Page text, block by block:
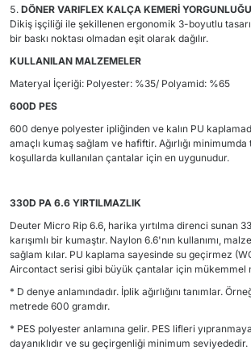
DÖNER VARIFLEX KALÇA KEMERİ
Dikiş işçiliği ile şekillenen ergonomik 3-boyutlu
bir baskı noktası olmadan eşit olarak dağılır.
KULLANILAN MALZEMELER
Materyal İçeriği: Polyester: %35/ Polyamid: %65
600D PES
600 denye polyester ipliğinden ve kalın PU
amaçlı kumaş sağlam ve hafiftir. Ağırlığı
koşullarda kullanılan çantalar için en uygunudur.
330D PA 6.6 YIRTILMAZLIK
Deuter Micro Rip 6.6, harika yırtılma direnci sunan
karışımlı bir kumaştır. Naylon 6.6'nın kullanımı,
sağlam kılar. PU kaplama sayesinde su geçirmez
Aircontact serisi gibi büyük çantalar için mükemmel
* D denye anlamındadır. İplik ağırlığını tanımlar.
metrede 600 gramdır.
* PES polyester anlamına gelir. PES lifleri
dayanıklıdır ve su geçirgenliği minimum seviyededir.